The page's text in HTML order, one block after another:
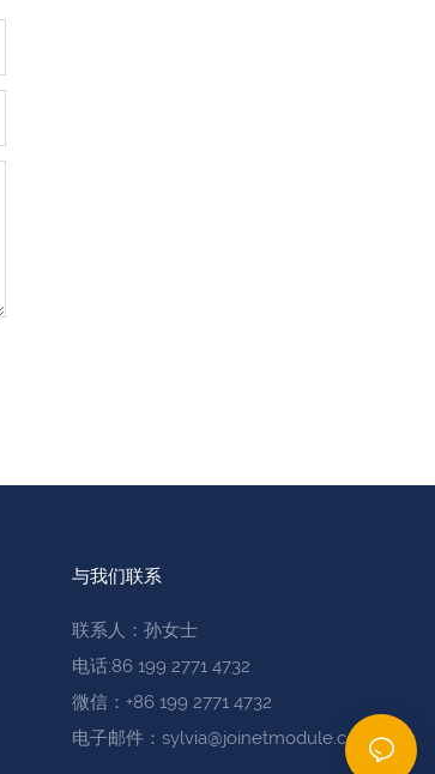
与我们联系
联系人：孙女士
电话:86 199 2771 4732
微信：+86 199 2771 4732
电子邮件：sylvia@joinetmodule.com